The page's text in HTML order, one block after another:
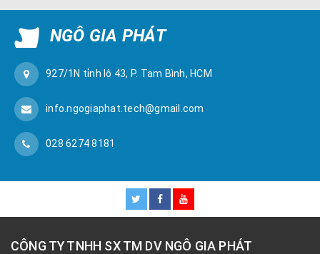
NGÔ GIA PHÁT
927/1N tỉnh lộ 43, P. Tam Bình, HCM
info.ngogiaphat.tech@gmail.com
028 6274 8181
CÔNG TY TNHH SX TM DV NGÔ GIA PHÁT